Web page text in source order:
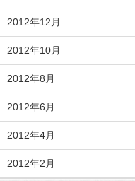
2012年12月
2012年10月
2012年8月
2012年6月
2012年4月
2012年2月